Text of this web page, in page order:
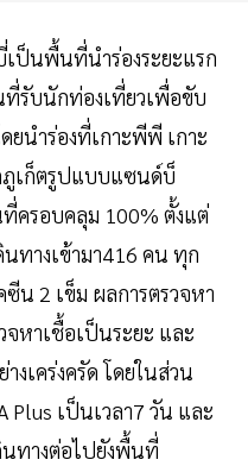
เป็นพื้นที่นำร่องระยะแรก
รับนักท่องเที่ยวเพื่อขับ
ยนำร่องที่เกาะพีพี เกาะ
ภูเก็ตรูปแบบแซนด์บ็
ครอบคลุม 100% ตั้งแต่
ทางเข้ามา416 คน ทุก
น 2 เข็ม ผลการตรวจหา
จหาเชื้อเป็นระยะ และ
งเคร่งครัด โดยในส่วน
Plus เป็นเวลา7 วัน และ
นทางต่อไปยังพื้นที่